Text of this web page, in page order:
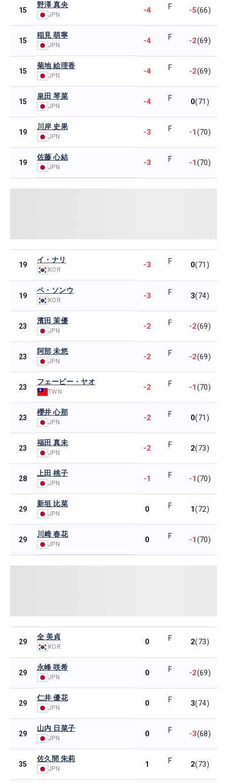
15
野澤 真央
JPN -4 F -5(66)
15
稲見 萌寧
JPN -4 F -2(69)
15
菊地 絵理香
JPN -4 F -2(69)
15
泉田 琴菜
JPN -4 F 0(71)
19
川岸 史果
JPN -3 F -1(70)
19
佐藤 心結
JPN -3 F -1(70)
19
イ・ナリ
KOR
-3 F 0(71)
19
ペ・ソンウ
KOR -3 F 3(74)
23
濱田 茉優
JPN -2 F -2(69)
23
阿部 未悠
JPN -2 F -2(69)
23
フェービー・ヤオ
TWN -2 F -1(70)
23
櫻井 心那
JPN -2 F 0(71)
23
福田 真未
JPN -2 F 2(73)
28
上田 桃子
JPN -1 F -1(70)
29
新垣 比菜
JPN 0 F 1(72)
29
川﨑 春花
JPN 0 F -1(70)
29
全 美貞
KOR
0 F 2(73)
29
永峰 咲希
JPN 0 F -2(69)
29
仁井 優花
JPN 0 F 3(74)
29
山内 日菜子
JPN 0 F -3(68)
35
佐久間 朱莉
JPN 1 F 2(73)